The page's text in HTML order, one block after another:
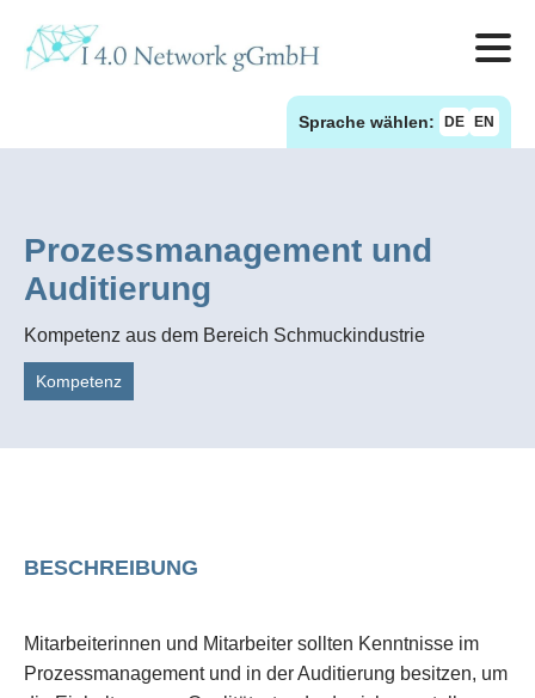
Sprache wählen: DE EN
Prozessmanagement und
Auditierung
Kompetenz aus dem Bereich Schmuckindustrie
Kompetenz
BESCHREIBUNG
Mitarbeiterinnen und Mitarbeiter sollten Kenntnisse im
Prozessmanagement und in der Auditierung besitzen, um